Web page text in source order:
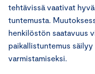
tehtävissä vaativat
tuntemusta.
henkilöstön saatavuus
paikallistuntemus
varmistamiseksi.